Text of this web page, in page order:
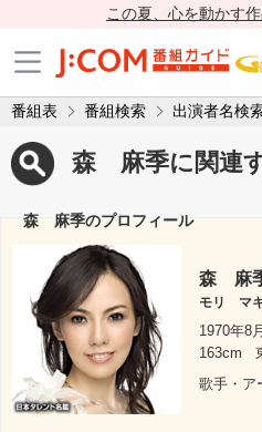
この夏、心を動かす
番組表 番組検索 出演者名検
森 麻季に関連
森 麻季のプロフィール
森 麻
モリ マ
1970年8
163cm
歌手・ア